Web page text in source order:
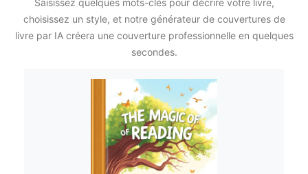
Saisissez quelques mots-clés pour décrire votre livre,
choisissez un style, et notre générateur de couvertures de
livre par IA créera une couverture professionnelle en quelques
secondes.